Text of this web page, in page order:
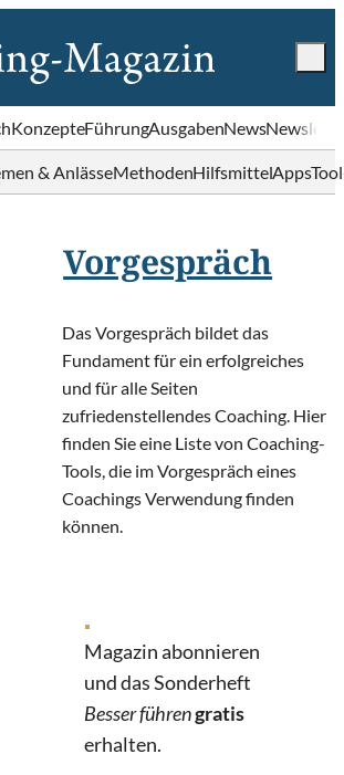
KonzepteFührungAusgabenNews
& AnlässeMethodenHilfsmittelApps
Vorgespräch
Das Vorgespräch bildet das
Fundament für ein erfolgreiches
und für alle Seiten
zufriedenstellendes Coaching. Hier
finden Sie eine Liste von Coaching-
Tools, die im Vorgespräch eines
Coachings Verwendung finden
können.
Magazin abonnieren
und das Sonderheft
Besser führengratis
erhalten.